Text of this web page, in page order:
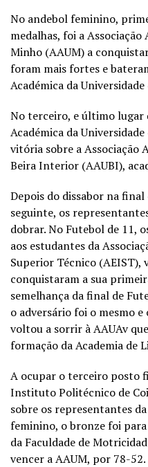
No andebol feminino,
medalhas, foi a Associação
Minho (AAUM) a
foram mais fortes e
Académica da
No terceiro, e último lugar
Académica da
vitória sobre a Associação
Beira Interior (AAUBI),
Depois do dissabor na
seguinte, os
dobrar. No Futebol de 11,
aos estudantes da
Superior Técnico (AEIST),
conquistaram a sua
semelhança da final de
o adversário foi o mesmo
voltou a sorrir à AAUAv
formação da Academia de
A ocupar o terceiro posto
Instituto Politécnico de
sobre os representantes
feminino, o bronze foi para
da Faculdade de
vencer a AAUM, por 78-52.